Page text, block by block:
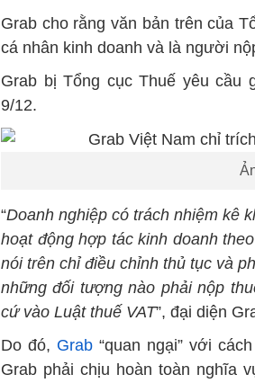
Grab cho rằng văn bản trên của
cá nhân kinh doanh và là người
Grab bị Tổng cục Thuế yêu cầu
9/12.
“Doanh nghiệp có trách nhiệm kê
hoạt động hợp tác kinh doanh
nói trên chỉ điều chỉnh thủ tục và
những đối tượng nào phải nộp
cứ vào Luật thuế VAT”, đại diện
Do đó, Grab “quan ngại” với
Grab phải chịu hoàn toàn nghĩa